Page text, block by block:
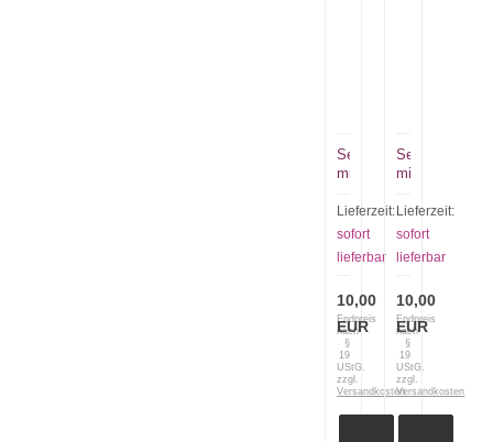
Seerosenteich
mit
bunt
Lieferzeit:
sofort
lieferbar
10,00
EUR
Endpreis
nach
§
19
UStG.
zzgl.
Versandkosten
Seerosenteich
mit
grün
Lieferzeit:
sofort
lieferbar
10,00
EUR
Endpreis
nach
§
19
UStG.
zzgl.
Versandkosten